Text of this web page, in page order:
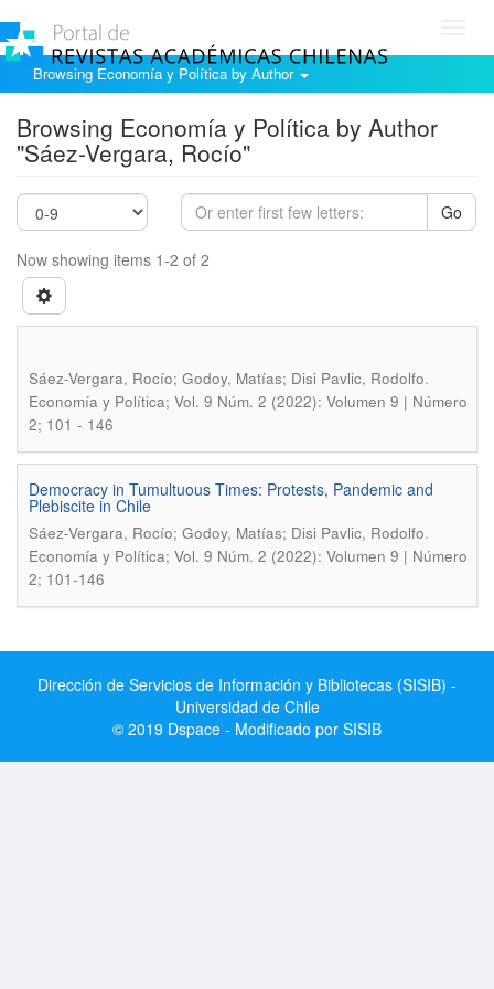
Browsing Economía y Política by Author
Browsing Economía y Política by Author
"Sáez-Vergara, Rocío"
Go
Now showing items 1-2 of 2
Sáez-Vergara, Rocío; Godoy, Matías; Disi Pavlic, Rodolfo.
Economía y Política; Vol. 9 Núm. 2 (2022): Volumen 9 | Número
2; 101 - 146
Democracy in Tumultuous Times: Protests, Pandemic and
Plebiscite in Chile
Sáez-Vergara, Rocío; Godoy, Matías; Disi Pavlic, Rodolfo.
Economía y Política; Vol. 9 Núm. 2 (2022): Volumen 9 | Número
2; 101-146
Dirección de Servicios de Información y Bibliotecas (SISIB) -
Universidad de Chile
© 2019 Dspace - Modificado por SISIB